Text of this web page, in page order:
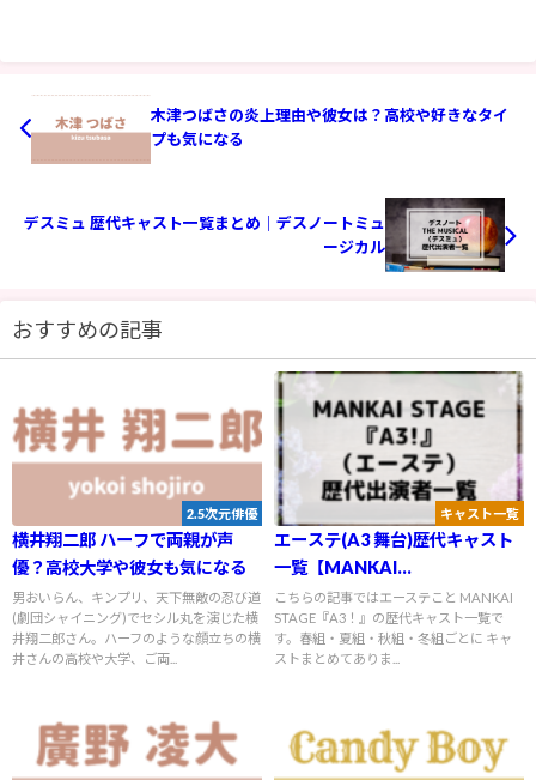
木津つばさの炎上理由や彼女は？高校や好きなタイ
プも気になる
デスミュ 歴代キャスト一覧まとめ｜デスノートミュ
ージカル
おすすめの記事
2.5次元俳優
横井翔二郎 ハーフで両親が声
優？高校大学や彼女も気になる
男おいらん、キンプリ、天下無敵の忍び道
(劇団シャイニング)でセシル丸を演じた横
井翔二郎さん。ハーフのような顔立ちの横
井さんの高校や大学、ご両...
キャスト一覧
エーステ(A3 舞台)歴代キャスト
一覧【MANKAI
STAGE「A3！」】
こちらの記事ではエーステこと MANKAI
STAGE『A3！』の歴代キャスト一覧で
す。春組・夏組・秋組・冬組ごとに キャ
ストまとめてありま...